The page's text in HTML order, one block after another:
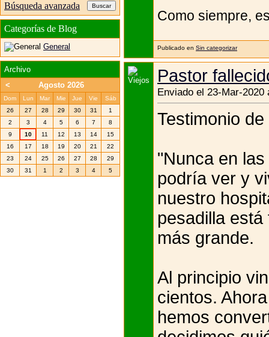
Como siempre,
Publicado en Sin categorizar
Pastor
Enviado el 23-Mar-
Testimonio
"Nunca en
podría ver y
nuestro
pesadilla
más grande.
Al principio
cientos.
hemos
Búsqueda avanzada
Categorías de Blog
General
Archivo
<
Agosto 2026
Dom Lun Mar Mie Jue Vie
Sáb
26
27 28 29 30 31
1
2
3 4 5 6 7
8
9
10 11 12 13 14
15
16
17 18 19 20 21
22
23
24 25 26 27 28
29
30
31 1 2 3 4 5